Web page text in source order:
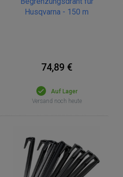
Husqvarna - 150 m
74,89 €
Auf Lager
Versand noch heute